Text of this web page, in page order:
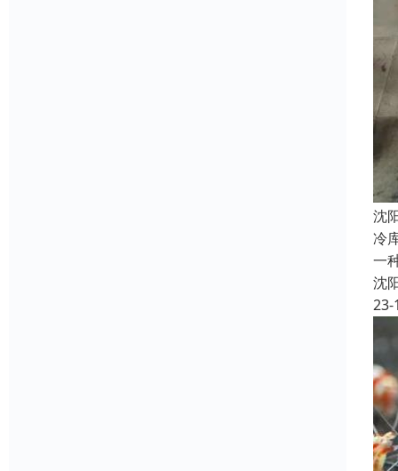
沈
冷
一
沈
23-